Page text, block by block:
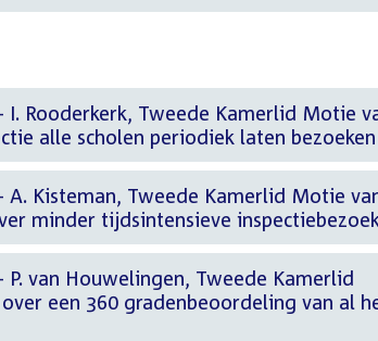
Rooderkerk, Tweede Kamerlid Motie
alle scholen periodiek laten bezoeken
Kisteman, Tweede Kamerlid Motie
minder tijdsintensieve
van Houwelingen, Tweede Kamerlid
een 360 gradenbeoordeling van al